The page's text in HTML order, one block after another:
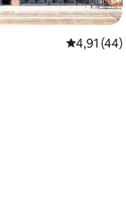
uit 5, 63 recensies
4,91 (44)